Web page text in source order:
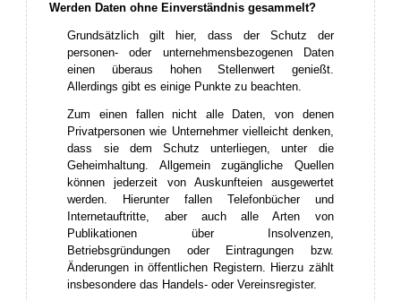
Werden Daten ohne Einverständnis gesammelt?
Grundsätzlich gilt hier, dass der Schutz der
personen- oder unternehmensbezogenen Daten
einen überaus hohen Stellenwert genießt.
Allerdings gibt es einige Punkte zu beachten.
Zum einen fallen nicht alle Daten, von denen
Privatpersonen wie Unternehmer vielleicht denken,
dass sie dem Schutz unterliegen, unter die
Geheimhaltung. Allgemein zugängliche Quellen
können jederzeit von Auskunfteien ausgewertet
werden. Hierunter fallen Telefonbücher und
Internetauftritte, aber auch alle Arten von
Publikationen über Insolvenzen,
Betriebsgründungen oder Eintragungen bzw.
Änderungen in öffentlichen Registern. Hierzu zählt
insbesondere das Handels- oder Vereinsregister.